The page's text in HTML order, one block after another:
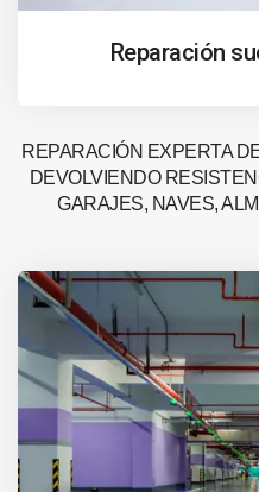
Reparación
REPARACIÓN EXPERTA
DEVOLVIENDO
GARAJES, NAVES,